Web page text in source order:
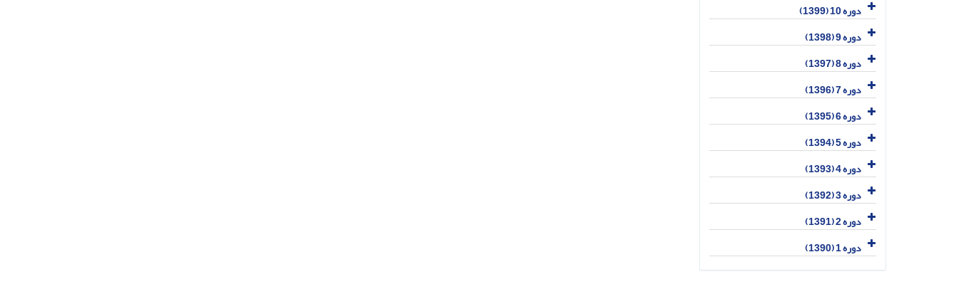
دوره 10 (1399)
دوره 9 (1398)
دوره 8 (1397)
دوره 7 (1396)
دوره 6 (1395)
دوره 5 (1394)
دوره 4 (1393)
دوره 3 (1392)
دوره 2 (1391)
دوره 1 (1390)